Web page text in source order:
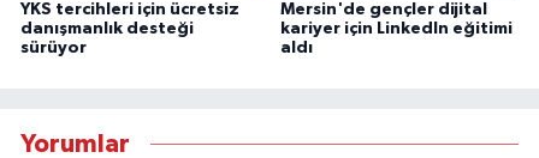
YKS tercihleri için ücretsiz
danışmanlık desteği
sürüyor
Mersin'de gençler dijital
kariyer için LinkedIn eğitimi
aldı
Yorumlar